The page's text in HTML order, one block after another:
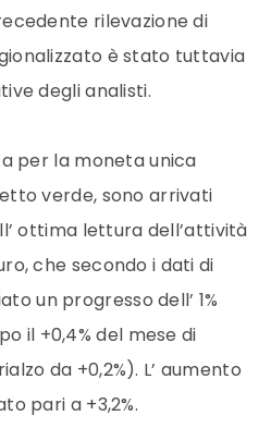
rilevazione di
è stato tuttavia
degli analisti.
per la moneta unica
verde, sono arrivati
ottima lettura dell’attività
che secondo i dati di
un progresso dell’ 1%
il +0,4% del mese di
da +0,2%). L’ aumento
pari a +3,2%.